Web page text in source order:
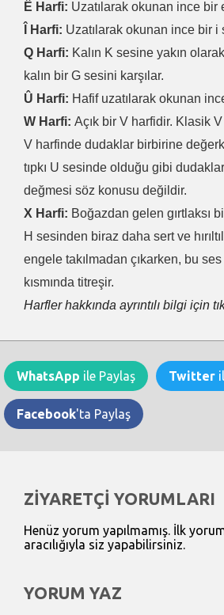
Ê Harfi: Uzatılarak okunan ince bir
Î Harfi: Uzatılarak okunan ince bir i
Q Harfi: Kalın K sesine yakın
kalın bir G sesini karşılar.
Û Harfi: Hafif uzatılarak okunan
W Harfi: Açık bir V harfidir. Klasik V
V harfinde dudaklar birbirine
tıpkı U sesinde olduğu gibi
değmesi söz konusu değildir.
X Harfi: Boğazdan gelen gırtlaksı
H sesinden biraz daha sert ve
engele takılmadan çıkarken, bu
kısmında titreşir.
Harfler hakkında ayrıntılı bilgi için
WhatsApp ile Paylaş Twitter
Facebook'ta Paylaş
ZİYARETÇİ YORUMLARI
Henüz yorum yapılmamış. İlk
aracılığıyla siz yapabilirsiniz.
YORUM YAZ